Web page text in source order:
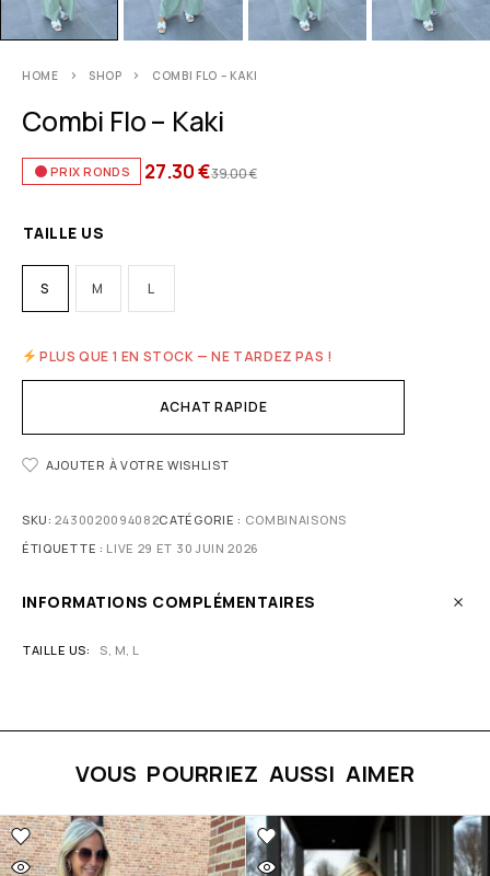
HOME SHOP COMBI FLO – KAKI
Combi Flo – Kaki
PRIX RONDS 39.00€
27.30€
TAILLE US
S M L
PLUS QUE 1 EN STOCK — NE TARDEZ PAS !
ACHAT RAPIDE
AJOUTER À VOTRE WISHLIST
SKU:2430020094082CATÉGORIE : COMBINAISONS
ÉTIQUETTE : LIVE 29 ET 30 JUIN 2026
INFORMATIONS COMPLÉMENTAIRES
TAILLE US S, M, L
VOUS POURRIEZ AUSSI AIMER